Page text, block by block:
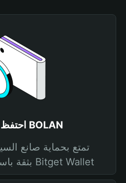
احتفظ بعملات BOLAN
تمتع بحماية صانع
BOLAN بثقة باستخدام Bitget Wallet